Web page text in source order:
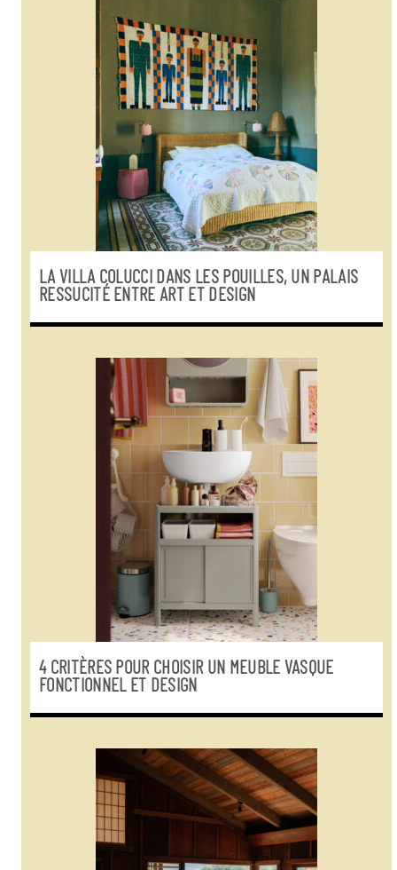
LA VILLA COLUCCI DANS LES POUILLES, UN PALAIS
RESSUCITÉ ENTRE ART ET DESIGN
4 CRITÈRES POUR CHOISIR UN MEUBLE VASQUE
FONCTIONNEL ET DESIGN